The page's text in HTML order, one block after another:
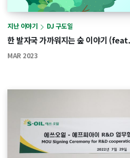
지난 이야기 DJ 구도일
한 발자국 가까워지는 숲 이야기
MAR 2023